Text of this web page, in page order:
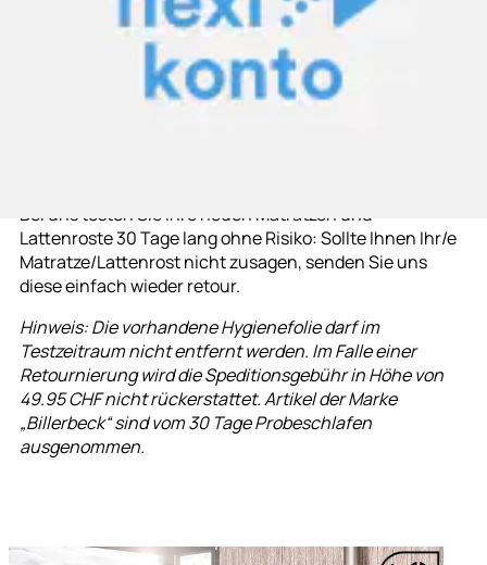
Wenn Sie ein bestimmtes Ersatzteil zu von uns
gelieferten Artikeln benötigen, rufen Sie uns einfach an.
Gerne senden wir Ihnen das benötigte Ersatzteil
versandkostenfrei zu. Bei Eigenverschulden oder
Nachkauf werden die anfallenden Kosten
Bei uns testen Sie Ihre neuen Matratzen und
Lattenroste 30 Tage langohne Risiko: Sollte Ihnen Ihr/e
Matratze/Lattenrost nicht zusagen, senden Sie uns
diese einfach wieder retour.
Hinweis: Die vorhandene Hygienefolie darf im
Testzeitraum nicht entfernt werden. Im Falle einer
Retournierung wird die Speditionsgebühr in Höhe von
49.95 CHF nicht rückerstattet. Artikel der Marke
„Billerbeck“ sind vom 30 Tage Probeschlafen
ausgenommen.